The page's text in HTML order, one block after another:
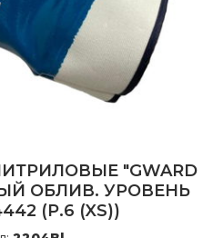
"GWARD
ОБЛИВ. УРОВЕНЬ
(Р.6 (XS))